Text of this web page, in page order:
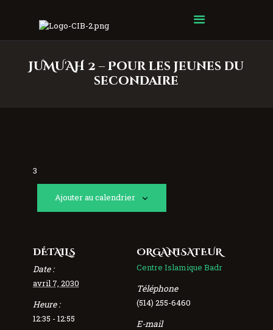
JUMU'AH 2 – Pour les jeunes du
secondaire
Centre Islamique Badr
3
Ajouter au calendrier
DÉTAILS
Date :
avril 7, 2030
Heure :
12:35 - 12:55
ORGANISATEUR
Centre Islamique Badr
Téléphone
(514) 255-6460
E-mail